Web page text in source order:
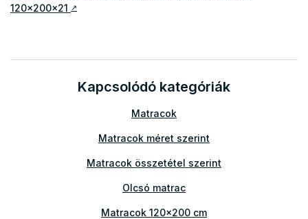
120x200x21 ↗
Kapcsolódó kategóriák
Matracok
Matracok méret szerint
Matracok összetétel szerint
Olcsó matrac
Matracok 120x200 cm